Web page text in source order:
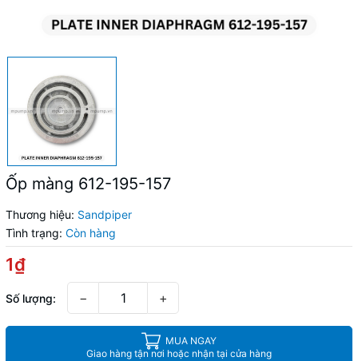
Ốp màng 612-195-157
Thương hiệu: Sandpiper
Tình trạng: Còn hàng
1₫
Số lượng: − +
MUA NGAY
Giao hàng tận nơi hoặc nhận tại cửa hàng